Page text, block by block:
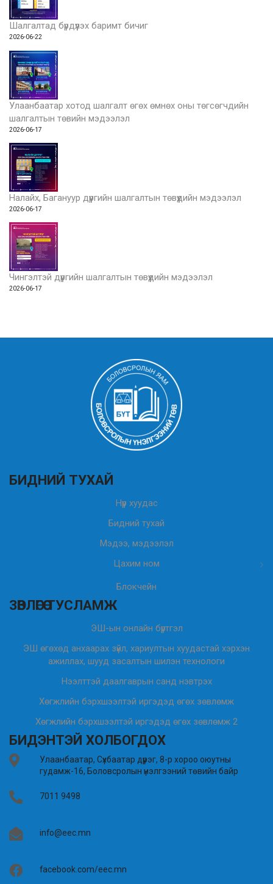
Шалгалтад бүрдүүлэх баримт бичиг
2026-06-22
Улаанбаатар хотод шалгалт өгөх өмнөх оны төгсөгчдийн
шалгалтын төвийн мэдээлэл
2026-06-17
Налайх, Багануур дүүргийн шалгалтын төвүүдийн мэдээлэл
2026-06-17
Чингэлтэй дүүргийн шалгалтын төвүүдийн мэдээлэл
2026-06-17
БИДНИЙ ТУХАЙ
Нүүр хуудас
Бидний тухай
Мэдээ, мэдээлэл
Цахим ном
Блокчейн
ЗӨВЛӨГӨӨ ТУСЛАМЖ
ЭШ-ын онлайн бүртгэл
ЭШ өгөхөд анхаарах зүйл, хариултын хуудастай хэрхэн
ажиллах, шууд засалтын шилэн технологи
Нээлттэй даалгаврын санд нэвтрэх
Хөгжлийн бэрхшээлтэй иргэдэд өгөх зөвлөмж
Хөгжлийн бэрхшээлтэй иргэдэд өгөх зөвлөмж 2
БИДЭНТЭЙ ХОЛБОГДОХ
Улаанбаатар, Сүхбаатар дүүрэг, 8-р хороо оюутны
гудамж-16, Боловсролын үнэлгээний төвийн байр
7011 9498
info@eec.mn
facebook.com/eec.mn